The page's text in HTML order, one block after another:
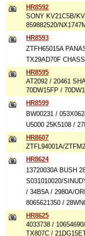
HR8592
SONY KV21C5B/
859882520/
HR8593
ZTFH65015A
TX29AD70F
HR8595
AT2092 / 20461
70DW15FP /
HR8599
BW00231 /
U5000 25K5108 /
HR8607
ZTFL94001A/
HR8624
13720030A BUSH
S031010020/
/ 34B5A / 2980A/
8065621350 /
HR8625
4033738 /
TX807C /